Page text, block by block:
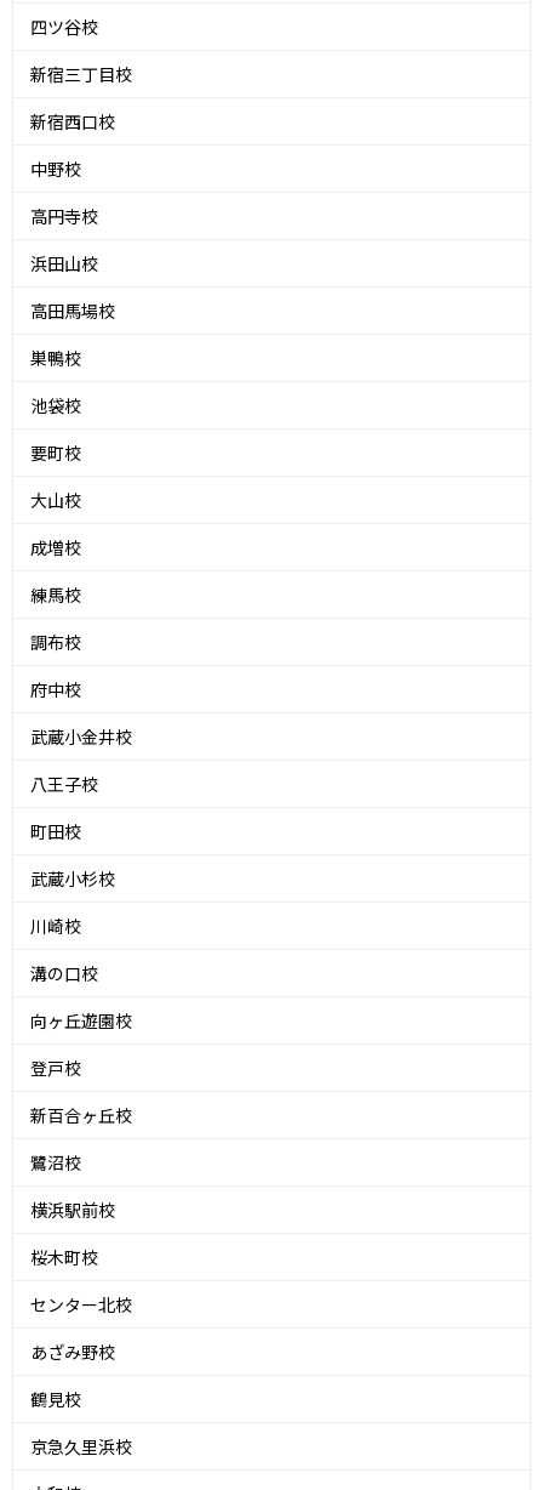
四ツ谷校
新宿三丁目校
新宿西口校
中野校
高円寺校
浜田山校
高田馬場校
巣鴨校
池袋校
要町校
大山校
成増校
練馬校
調布校
府中校
武蔵小金井校
八王子校
町田校
武蔵小杉校
川崎校
溝の口校
向ヶ丘遊園校
登戸校
新百合ヶ丘校
鷺沼校
横浜駅前校
桜木町校
センター北校
あざみ野校
鶴見校
京急久里浜校